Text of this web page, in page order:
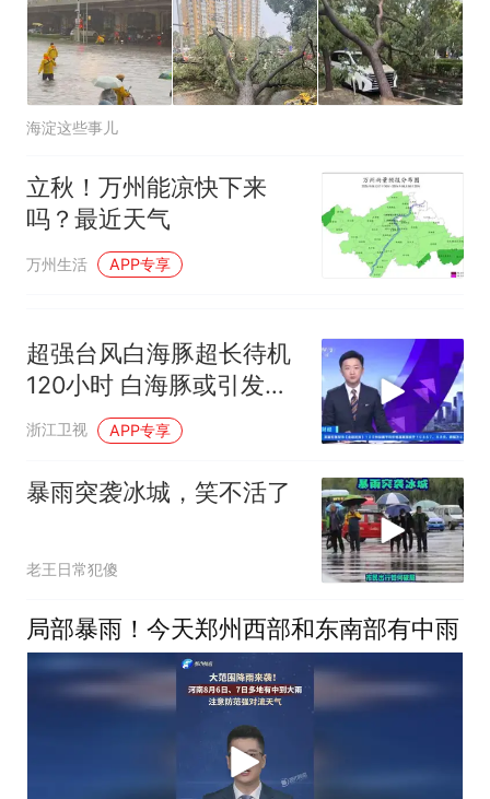
海淀这些事儿
立秋！万州能凉快下来
吗？最近天气
万州生活 APP专享
超强台风白海豚超长待机
120小时 白海豚或引发特
大暴雨
浙江卫视 APP专享
暴雨突袭冰城，笑不活了
老王日常犯傻
局部暴雨！今天郑州西部和东南部有中雨